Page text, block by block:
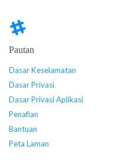
Pautan
Dasar Keselamatan
Dasar Privasi
Dasar Privasi Aplikasi
Penafian
Bantuan
Peta Laman